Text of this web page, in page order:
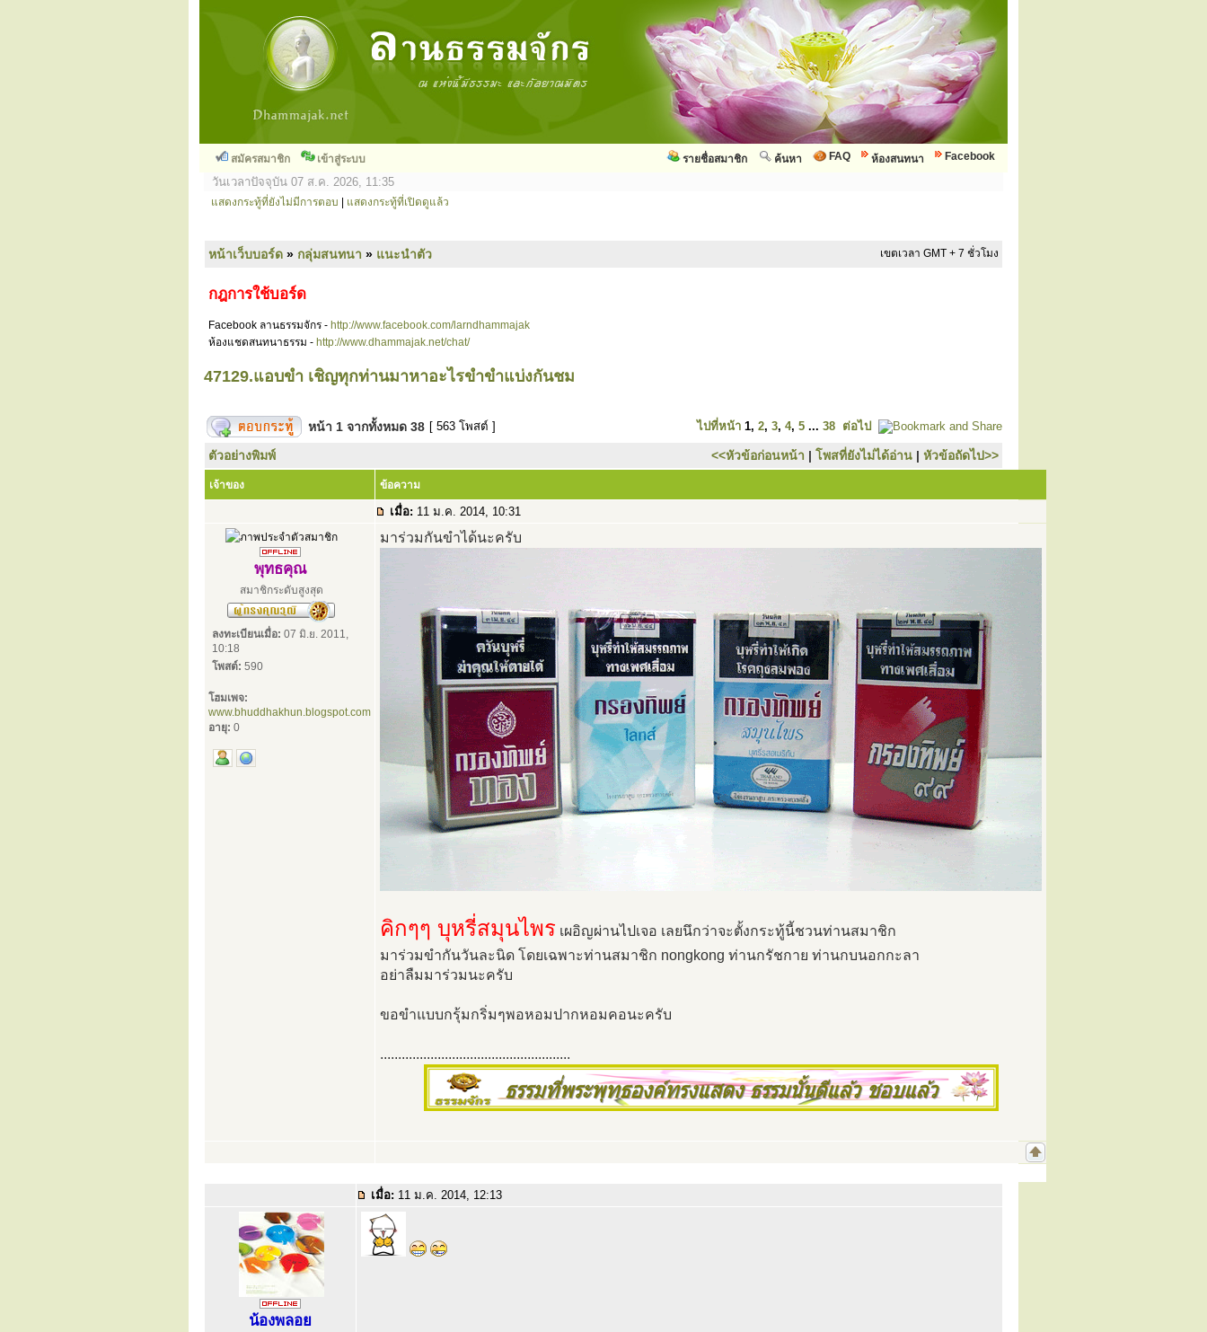
สมัครสมาชิก เข้าสู่ระบบ Facebook
ห้องสนทนา
FAQ
ค้นหา
รายชื่อสมาชิก
วันเวลาปัจจุบัน 07 ส.ค. 2026, 11:35
แสดงกระทู้ที่ยังไม่มีการตอบ แสดงกระทู้ที่เปิดดูแล้ว
หน้าเว็บบอร์ด » กลุ่มสนทนา » แนะนำตัว เขตเวลา GMT + 7 ชั่วโมง
กฎการใช้บอร์ด
Facebook ลานธรรมจักร - http://www.facebook.com/larndhammajak
ห้องแชดสนทนาธรรม - http://www.dhammajak.net/chat/
47129.แอบขำ เชิญทุกท่านมาหาอะไรขำขำแบ่งกันชม
หน้า 1 จากทั้งหมด 38 [ 563 โพสต์ ] ไปที่หน้า 1, 2, 3, 4, 5 ... 38 ต่อไป
ตัวอย่างพิมพ์ <<หัวข้อก่อนหน้า | โพสที่ยังไม่ได้อ่าน | หัวข้อถัดไป>>
เจ้าของ ข้อความ
เมื่อ: 11 ม.ค. 2014, 10:31
พุทธคุณ
สมาชิกระดับสูงสุด
ลงทะเบียนเมื่อ: 07 มิ.ย. 2011,
10:18
โพสต์: 590
โฮมเพจ:
www.bhuddhakhun.blogspot.com
อายุ: 0
มาร่วมกันขำได้นะครับ
คิกๆๆ บุหรี่สมุนไพร เผอิญผ่านไปเจอ เลยนึกว่าจะตั้งกระทู้นี้ชวนท่านสมาชิก
มาร่วมขำกันวันละนิด โดยเฉพาะท่านสมาชิก nongkong ท่านกรัชกาย ท่านกบนอกกะลา
อย่าลืมมาร่วมนะครับ
ขอขำแบบกรุ้มกริ่มๆพอหอมปากหอมคอนะครับ
.....................................................
เมื่อ: 11 ม.ค. 2014, 12:13
น้องพลอย